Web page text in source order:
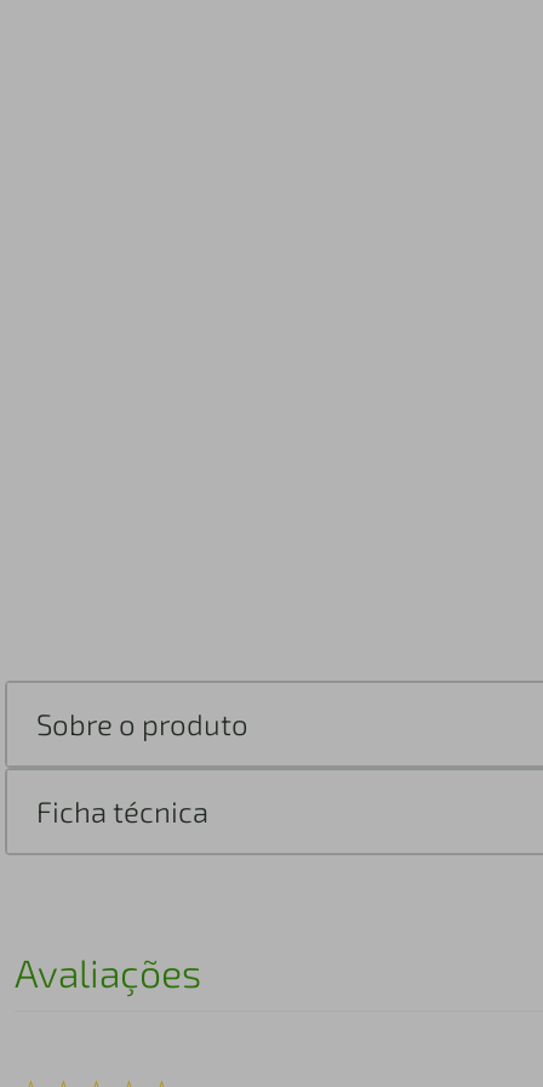
Sobre o produto
Ficha técnica
Avaliações